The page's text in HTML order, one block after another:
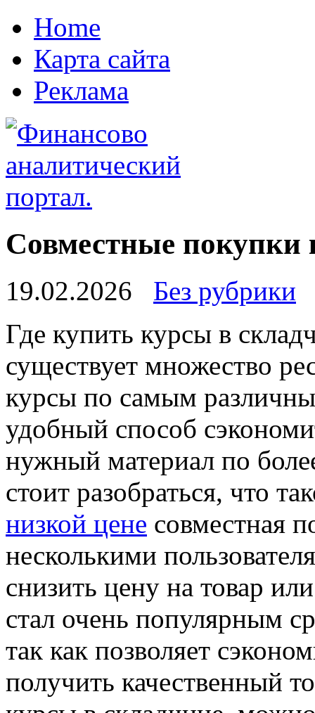
Home
Карта сайта
Реклама
Совместные покупки
19.02.2026
Без рубрики
Гдe купить курсы в
существует множество
курсы по самым
удобный способ
нужный материал по
стоит разобраться, что
низкой цене совместная
несколькими
снизить цену на товар
стал очень популярным
так как позволяет
получить качественный